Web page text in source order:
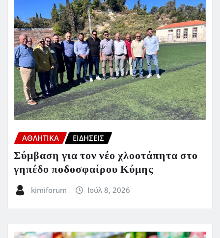
ΑΘΛΗΤΙΚΑ ΕΙΔΗΣΕΙΣ
Σύμβαση για τον νέο χλοοτάπητα στο
γηπέδο ποδοσφαίρου Κύμης
kimiforum Ιούλ 8, 2026